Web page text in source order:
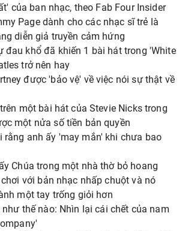
của ban nhạc, theo Fab Four Insider
Page dành cho các nhạc sĩ trẻ là
diễn giả truyền cảm hứng
đau khổ đã khiến 1 bài hát trong 'White
trở nên hay
được 'bảo vệ' về việc nói sự thật về
một bài hát của Stevie Nicks trong
một nửa số tiền bản quyền
rằng anh ấy 'may mắn' khi chưa bao
Chúa trong một nhà thờ bỏ hoang
với bản nhạc nhấp chuột và nó
một tay trống giỏi hơn
thế nào: Nhìn lại cái chết của nam